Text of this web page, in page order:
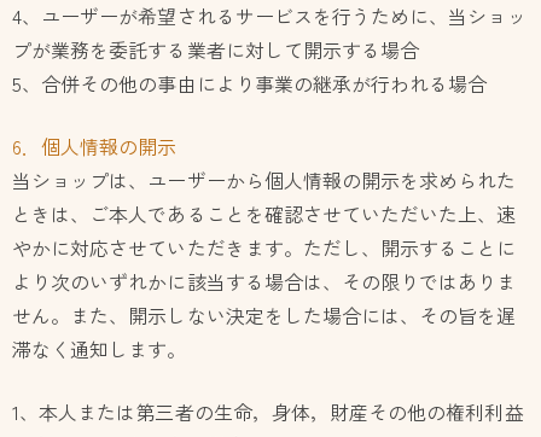
4、ユーザーが希望されるサービスを行うために、当ショッ
プが業務を委託する業者に対して開示する場合
5、合併その他の事由により事業の継承が行われる場合
6．個人情報の開示
当ショップは、ユーザーから個人情報の開示を求められた
ときは、ご本人であることを確認させていただいた上、速
やかに対応させていただきます。ただし、開示することに
より次のいずれかに該当する場合は、その限りではありま
せん。また、開示しない決定をした場合には、その旨を遅
滞なく通知します。
1、本人または第三者の生命，身体，財産その他の権利利益